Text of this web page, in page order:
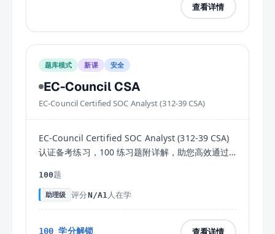
查看详情
题库模式 新课 安全
EC-Council CSA
EC-Council Certified SOC Analyst (312-39 CSA)
EC-Council Certified SOC Analyst (312-39 CSA)
认证备考练习，100 练习题附详解，助您高效通过
100题
助理级 评分N/A1 人在学
100 学分解锁 查看详情